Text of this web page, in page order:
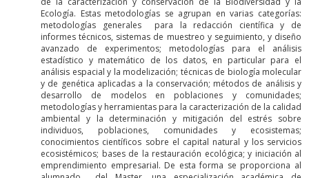
Ecología. Estas metodologías se agrupan en varias categorías:
metodologías generales para la redacción científica y de
informes técnicos, sistemas de muestreo y seguimiento, y diseño
avanzado de experimentos; metodologías para el análisis
estadístico y matemático de los datos, en particular para el
análisis espacial y la modelización; técnicas de biología molecular
y de genética aplicadas a la conservación; métodos de análisis y
desarrollo de modelos en poblaciones y comunidades;
metodologías y herramientas para la caracterización de la calidad
ambiental y la determinación y mitigación del estrés sobre
individuos, poblaciones, comunidades y ecosistemas;
conocimientos científicos sobre el capital natural y los servicios
ecosistémicos; bases de la restauración ecológica; y iniciación al
emprendimiento empresarial. De esta forma se proporciona al